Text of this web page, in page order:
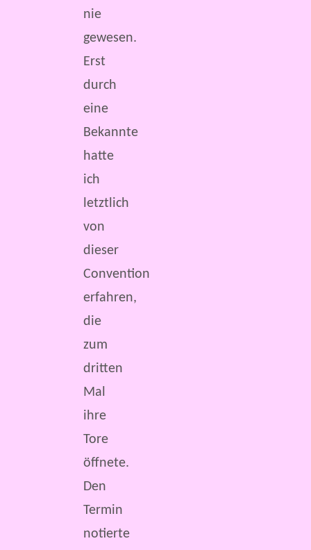
nie
gewesen.
Erst
durch
eine
Bekannte
hatte
ich
letztlich
von
dieser
Convention
erfahren,
die
zum
dritten
Mal
ihre
Tore
öffnete.
Den
Termin
notierte